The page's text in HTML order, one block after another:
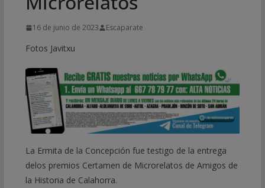
16 de junio de 2023 Escaparate
Fotos Javitxu
La Ermita de la Concepción fue testigo de la entrega
delos premios Certamen de Microrelatos de Amigos de
la Historia de Calahorra.